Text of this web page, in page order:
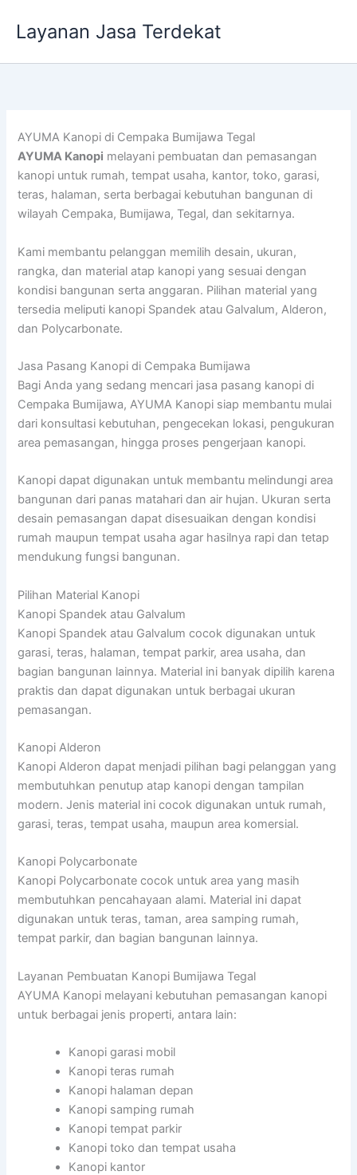
Layanan Jasa Terdekat
AYUMA Kanopi di Cempaka Bumijawa Tegal
AYUMA Kanopi melayani pembuatan dan pemasangan
kanopi untuk rumah, tempat usaha, kantor, toko, garasi,
teras, halaman, serta berbagai kebutuhan bangunan di
wilayah Cempaka, Bumijawa, Tegal, dan sekitarnya.
Kami membantu pelanggan memilih desain, ukuran,
rangka, dan material atap kanopi yang sesuai dengan
kondisi bangunan serta anggaran. Pilihan material yang
tersedia meliputi kanopi Spandek atau Galvalum, Alderon,
dan Polycarbonate.
Jasa Pasang Kanopi di Cempaka Bumijawa
Bagi Anda yang sedang mencari jasa pasang kanopi di
Cempaka Bumijawa, AYUMA Kanopi siap membantu mulai
dari konsultasi kebutuhan, pengecekan lokasi, pengukuran
area pemasangan, hingga proses pengerjaan kanopi.
Kanopi dapat digunakan untuk membantu melindungi area
bangunan dari panas matahari dan air hujan. Ukuran serta
desain pemasangan dapat disesuaikan dengan kondisi
rumah maupun tempat usaha agar hasilnya rapi dan tetap
mendukung fungsi bangunan.
Pilihan Material Kanopi
Kanopi Spandek atau Galvalum
Kanopi Spandek atau Galvalum cocok digunakan untuk
garasi, teras, halaman, tempat parkir, area usaha, dan
bagian bangunan lainnya. Material ini banyak dipilih karena
praktis dan dapat digunakan untuk berbagai ukuran
pemasangan.
Kanopi Alderon
Kanopi Alderon dapat menjadi pilihan bagi pelanggan yang
membutuhkan penutup atap kanopi dengan tampilan
modern. Jenis material ini cocok digunakan untuk rumah,
garasi, teras, tempat usaha, maupun area komersial.
Kanopi Polycarbonate
Kanopi Polycarbonate cocok untuk area yang masih
membutuhkan pencahayaan alami. Material ini dapat
digunakan untuk teras, taman, area samping rumah,
tempat parkir, dan bagian bangunan lainnya.
Layanan Pembuatan Kanopi Bumijawa Tegal
AYUMA Kanopi melayani kebutuhan pemasangan kanopi
untuk berbagai jenis properti, antara lain:
Kanopi garasi mobil
Kanopi teras rumah
Kanopi halaman depan
Kanopi samping rumah
Kanopi tempat parkir
Kanopi toko dan tempat usaha
Kanopi kantor